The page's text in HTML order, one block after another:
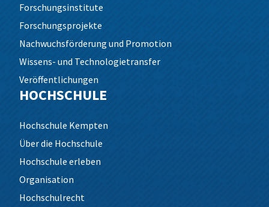
Forschungsinstitute
Forschungsprojekte
Nachwuchsförderung und Promotion
Wissens- und Technologietransfer
Veröffentlichungen
HOCHSCHULE
Hochschule Kempten
Über die Hochschule
Hochschule erleben
Organisation
Hochschulrecht